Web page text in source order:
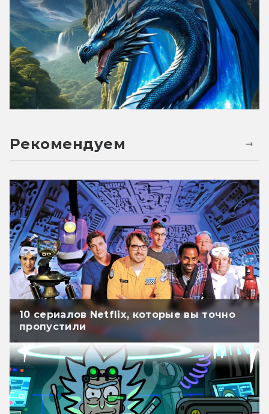
Рекомендуем
10 сериалов Netflix, которые вы точно
пропустили